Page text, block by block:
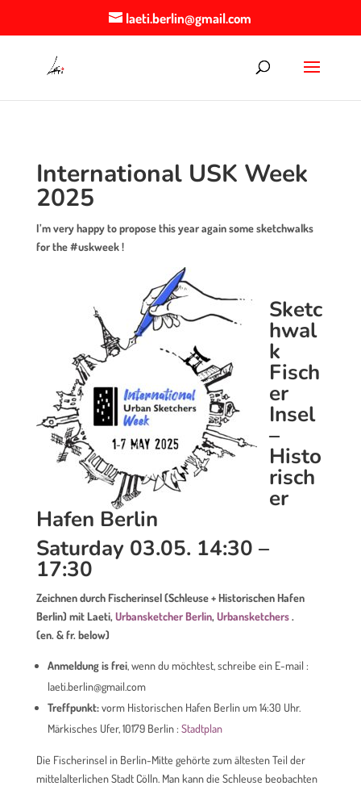
laeti.berlin@gmail.com
International USK Week
2025
I’m very happy to propose this year again some sketchwalks
for the #uskweek !
Sketc
hwal
k
Fisch
er
Insel
–
Histo
risch
er
Hafen Berlin
Saturday 03.05. 14:30 –
17:30
Zeichnen durch Fischerinsel (Schleuse + Historischen Hafen
Berlin) mit Laeti, Urbansketcher Berlin, Urbansketchers.
(en. & fr. below)
Anmeldung is frei, wenn du möchtest, schreibe ein E-mail :
laeti.berlin@gmail.com
Treffpunkt:vorm Historischen Hafen Berlin um 14:30 Uhr.
Märkisches Ufer, 10179 Berlin : Stadtplan
Die Fischerinsel in Berlin-Mitte gehörte zum ältesten Teil der
mittelalterlichen Stadt Cölln. Man kann die Schleuse beobachten